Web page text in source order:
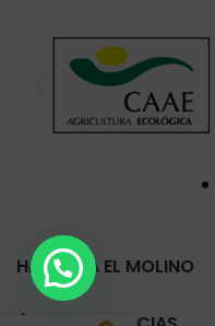
HARINERA EL MOLINO